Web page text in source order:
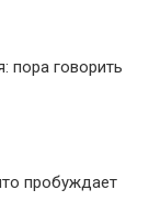
пора говорить
пробуждает